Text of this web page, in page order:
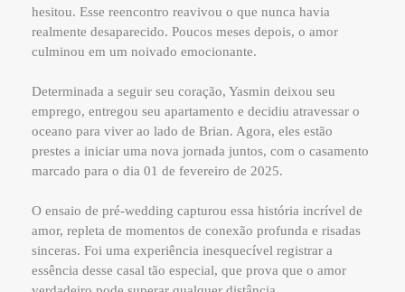
hesitou. Esse reencontro reavivou o que nunca havia
realmente desaparecido. Poucos meses depois, o amor
culminou em um noivado emocionante.
Determinada a seguir seu coração, Yasmin deixou seu
emprego, entregou seu apartamento e decidiu atravessar o
oceano para viver ao lado de Brian. Agora, eles estão
prestes a iniciar uma nova jornada juntos, com o casamento
marcado para o dia 01 de fevereiro de 2025.
O ensaio de pré-wedding capturou essa história incrível de
amor, repleta de momentos de conexão profunda e risadas
sinceras. Foi uma experiência inesquecível registrar a
essência desse casal tão especial, que prova que o amor